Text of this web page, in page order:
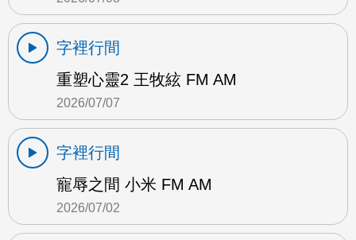
字裡行間
重塑心靈2 王牧絃 FM AM
2026/07/07
字裡行間
寵辱之間 小米 FM AM
2026/07/02